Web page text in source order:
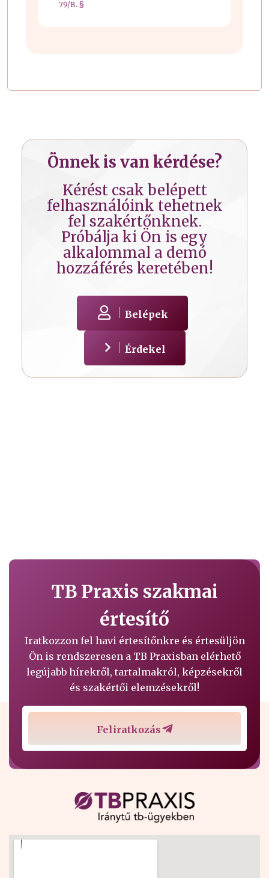
79/B. §
Önnek is van kérdése?
Kérést csak belépett
felhasználóink tehetnek
fel szakértőnknek.
Próbálja ki Ön is egy
alkalommal a demó
hozzáférés keretében!
Belépek
Érdekel
TB Praxis szakmai
értesítő
Iratkozzon fel havi értesítőnkre és értesüljön
Ön is rendszeresen a TB Praxisban elérhető
legújabb hírekről, tartalmakról, képzésekről
és szakértői elemzésekről!
Feliratkozás